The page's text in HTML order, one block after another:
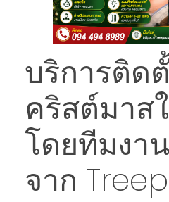
บริการติด
คริสต์มาส
โดยทีมงา
จาก